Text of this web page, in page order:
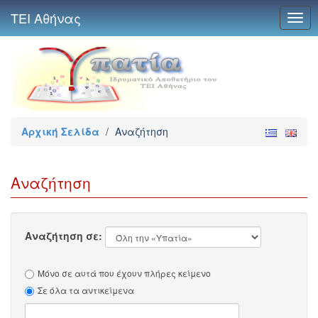
ΤΕΙ Αθήνας
Αρχική Σελίδα / Αναζήτηση
Αναζήτηση
Αναζήτηση σε:
Μόνο σε αυτά που έχουν πλήρες κείμενο
Σε όλα τα αντικείμενα